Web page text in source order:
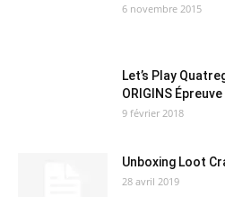
6 novembre 2015
Let’s Play
ORIGINS
9 février 2018
Unboxing Loot
28 avril 2019